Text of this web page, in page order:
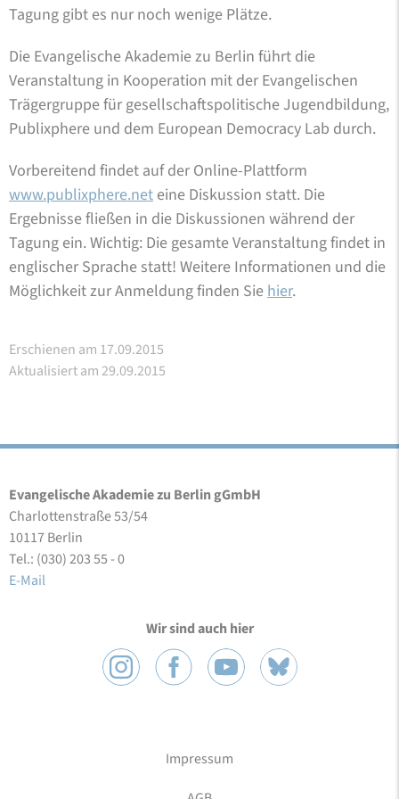
Tagung gibt es nur noch wenige Plätze.
Die Evangelische Akademie zu Berlin führt die
Veranstaltung in Kooperation mit der Evangelischen
Trägergruppe für gesellschaftspolitische Jugendbildung,
Publixphere und dem European Democracy Lab durch.
Vorbereitend findet auf der Online-Plattform
www.publixphere.net eine Diskussion statt. Die
Ergebnisse fließen in die Diskussionen während der
Tagung ein. Wichtig: Die gesamte Veranstaltung findet in
englischer Sprache statt! Weitere Informationen und die
Möglichkeit zur Anmeldung finden Sie hier.
Erschienen am 17.09.2015
Aktualisiert am 29.09.2015
Evangelische Akademie zu Berlin gGmbH
Charlottenstraße 53/54
10117 Berlin
Tel.: (030) 203 55 - 0
E-Mail
Wir sind auch hier
Impressum